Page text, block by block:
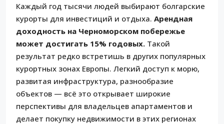
Каждый год тысячи людей выбирают болгарские
курорты для инвестиций и отдыха. Арендная
доходность на Черноморском побережье
может достигать 15% годовых. Такой
результат редко встретишь в других популярных
курортных зонах Европы. Легкий доступ к морю,
развитая инфраструктура, разнообразие
объектов — всё это открывает широкие
перспективы для владельцев апартаментов и
делает покупку недвижимости в этих регионах